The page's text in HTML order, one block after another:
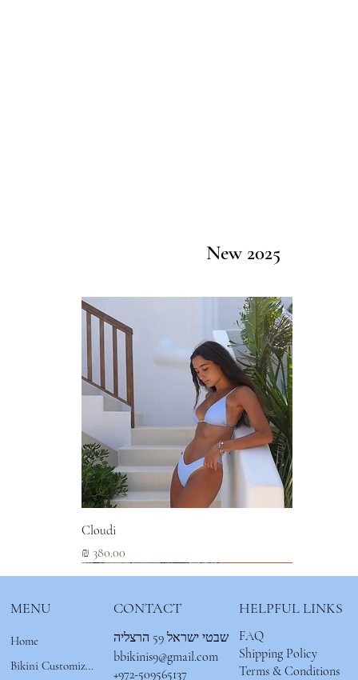
New 2025
Cloudi
מחיר
MENU
Home
Bikini Customizer 🌟
CONTACT
שבטי ישראל 59 הרצליה
bbikinis9@gmail.com
+972-509565137
HELPFUL LINKS
FAQ
Shipping Policy
Terms & Conditions